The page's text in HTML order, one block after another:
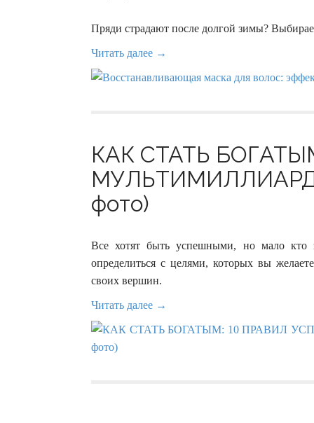
Пряди страдают после долгой зимы?
Читать далее →
КАК СТАТЬ
фото)
Все хотят быть успешными, но мало кто
определиться с целями, которых вы
своих вершин.
Читать далее →